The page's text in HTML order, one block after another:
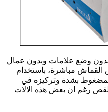
بدون وضع علامات وبدون عمال
القماش مباشرة، باستخدام
المضغوط بشدة وتركيزه في
رغم ان بعض هذه الالات